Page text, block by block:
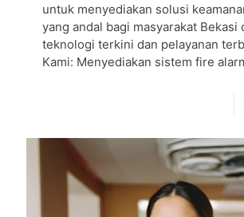
untuk menyediakan solusi
yang andal bagi masyarakat Bekasi
teknologi terkini dan pelayanan
Kami: Menyediakan sistem fire